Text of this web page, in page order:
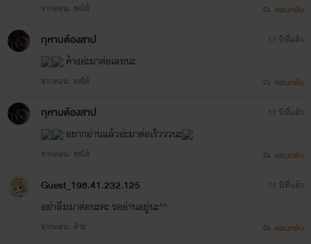
จากตอน: ชดใช้ ตอบกลับ
กุหาบต้องสาป
ค้างอ่ะมาต่อเลยนะ
จากตอน: ชดใช้
11 ปีที่แล้ว
ตอบกลับ
กุหาบต้องสาป
อยากอ่านแล้วอ่ะมาต่อเร็วววนะ
จากตอน: ชดใช้
11 ปีที่แล้ว
ตอบกลับ
Guest_198.41.232.125
อย่าลืมมาต่อนะคะ รออ่านอยู่นะ^^
จากตอน: ค้าง
11 ปีที่แล้ว
ตอบกลับ